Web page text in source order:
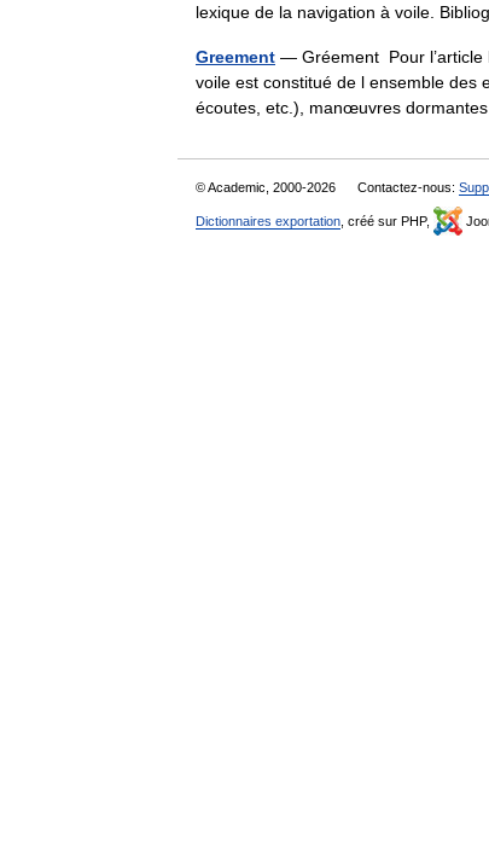
lexique de la navigation à voile.
Greement — Gréement Pour l’article
voile est constitué de l ensemble des
écoutes, etc.), manœuvres
© Academic, 2000-2026 Contactez-nous:
Dictionnaires exportation , créé sur PHP,